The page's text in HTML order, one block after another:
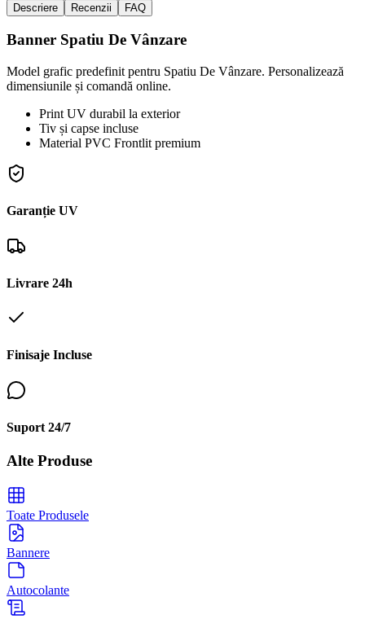
Descriere
Recenzii FAQ
Banner Spatiu De Vânzare
Model grafic predefinit pentru Spatiu De Vânzare. Personalizează
dimensiunile și comandă online.
Print UV durabil la exterior
Tiv și capse incluse
Material PVC Frontlit premium
Garanție UV
Livrare 24h
Finisaje Incluse
Suport 24/7
Alte Produse
Toate Produsele
Bannere
Autocolante